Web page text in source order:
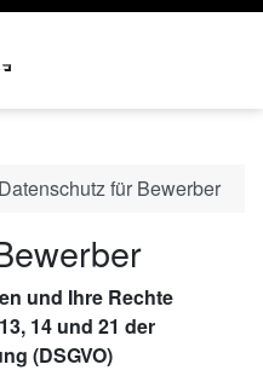
Datenschutz für Bewerber
und Ihre Rechte
14 und 21 der
(DSGVO)